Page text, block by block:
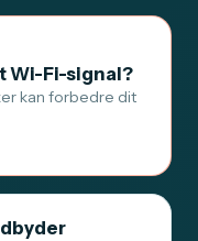
Wi-Fi-signal?
kan forbedre dit